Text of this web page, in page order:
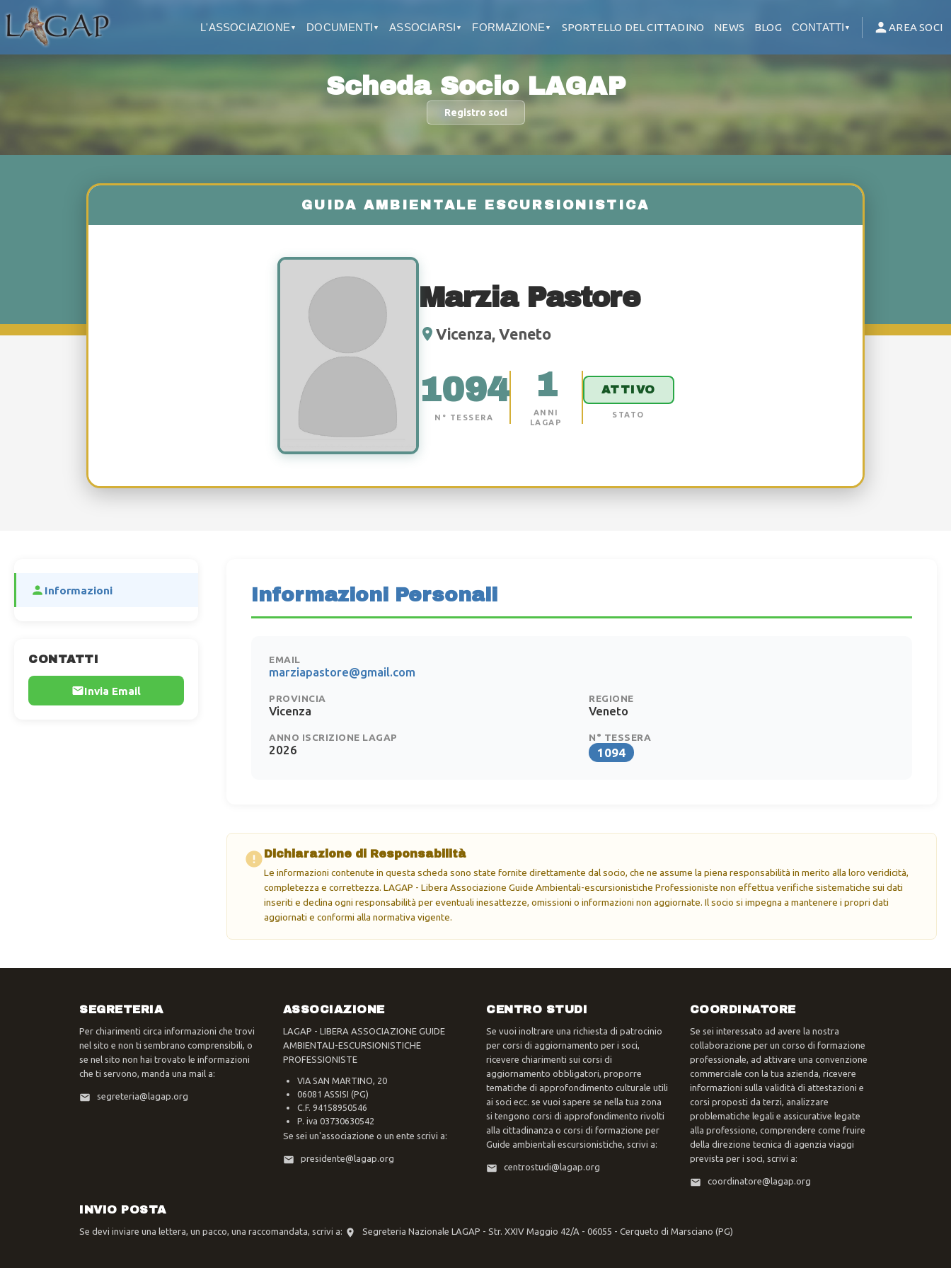
L'ASSOCIAZIONE ▼ DOCUMENTI ▼ ASSOCIARSI ▼ FORMAZIONE ▼ SPORTELLO DEL CITTADINO NEWS BLOG CONTATTI ▼ AREA SOCI
Scheda Socio LAGAP
Registro soci
Marzia Pastore
Vicenza, Veneto
1094
N° TESSERA
1
ANNI
LAGAP
ATTIVO
STATO
Informazioni
CONTATTI
Invia Email
Informazioni Personali
EMAIL
marziapastore@gmail.com
PROVINCIA
Vicenza
REGIONE
Veneto
ANNO ISCRIZIONE LAGAP
2026
N° TESSERA
1094
Dichiarazione di Responsabilità
Le informazioni contenute in questa scheda sono state fornite direttamente dal socio, che ne assume la piena responsabilità in merito alla loro veridicità,
completezza e correttezza. LAGAP - Libera Associazione Guide Ambientali-escursionistiche Professioniste non effettua verifiche sistematiche sui dati
inseriti e declina ogni responsabilità per eventuali inesattezze, omissioni o informazioni non aggiornate. Il socio si impegna a mantenere i propri dati
aggiornati e conformi alla normativa vigente.
SEGRETERIA
Per chiarimenti circa informazioni che trovi
nel sito e non ti sembrano comprensibili, o
se nel sito non hai trovato le informazioni
che ti servono, manda una mail a:
segreteria@lagap.org
ASSOCIAZIONE
LAGAP - LIBERA ASSOCIAZIONE GUIDE
AMBIENTALI-ESCURSIONISTICHE
PROFESSIONISTE
VIA SAN MARTINO, 20
06081 ASSISI (PG)
C.F. 94158950546
P. iva 03730630542
Se sei un'associazione o un ente scrivi a:
presidente@lagap.org
CENTRO STUDI
Se vuoi inoltrare una richiesta di patrocinio
per corsi di aggiornamento per i soci,
ricevere chiarimenti sui corsi di
aggiornamento obbligatori, proporre
tematiche di approfondimento culturale utili
ai soci ecc. se vuoi sapere se nella tua zona
si tengono corsi di approfondimento rivolti
alla cittadinanza o corsi di formazione per
Guide ambientali escursionistiche, scrivi a:
centrostudi@lagap.org
COORDINATORE
Se sei interessato ad avere la nostra
collaborazione per un corso di formazione
professionale, ad attivare una convenzione
commerciale con la tua azienda, ricevere
informazioni sulla validità di attestazioni e
corsi proposti da terzi, analizzare
problematiche legali e assicurative legate
alla professione, comprendere come fruire
della direzione tecnica di agenzia viaggi
prevista per i soci, scrivi a:
coordinatore@lagap.org
INVIO POSTA
Se devi inviare una lettera, un pacco, una raccomandata, scrivi a: Segreteria Nazionale LAGAP - Str. XXIV Maggio 42/A - 06055 - Cerqueto di Marsciano (PG)